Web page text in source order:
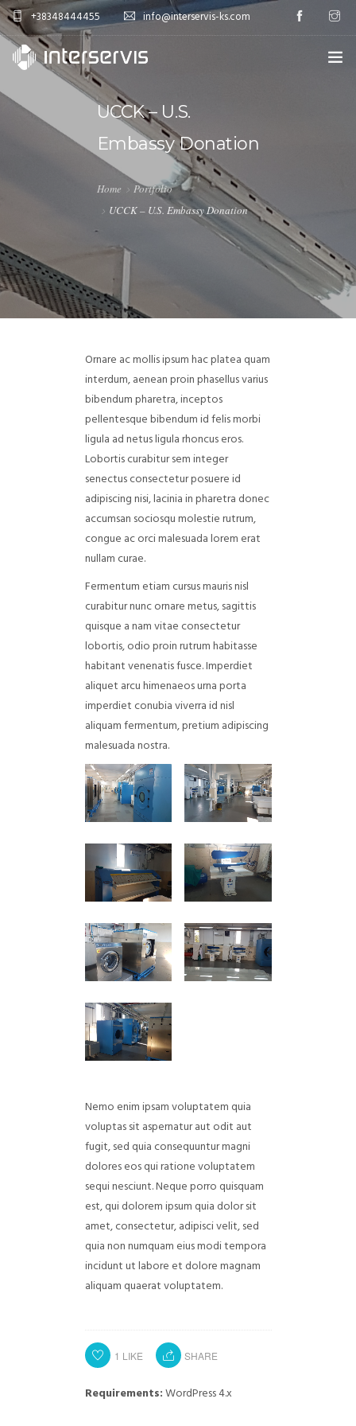
+38348444455 info@interservis-ks.com
PORTFOLIO
3CX UNIFIED COMMUNICATIONS
UCCK – U.S.
Embassy Donation
Home
Portfolio
UCCK – U.S. Embassy Donation
Ornare ac mollis ipsum hac platea quam
interdum, aenean proin phasellus varius
bibendum pharetra, inceptos
pellentesque bibendum id felis morbi
ligula ad netus ligula rhoncus eros.
Lobortis curabitur sem integer
senectus consectetur posuere id
adipiscing nisi, lacinia in pharetra donec
accumsan sociosqu molestie rutrum,
congue ac orci malesuada lorem erat
nullam curae.
Fermentum etiam cursus mauris nisl
curabitur nunc ornare metus, sagittis
quisque a nam vitae consectetur
lobortis, odio proin rutrum habitasse
habitant venenatis fusce. Imperdiet
aliquet arcu himenaeos urna porta
imperdiet conubia viverra id nisl
aliquam fermentum, pretium adipiscing
malesuada nostra.
Nemo enim ipsam voluptatem quia
voluptas sit aspernatur aut odit aut
fugit, sed quia consequuntur magni
dolores eos qui ratione voluptatem
sequi nesciunt. Neque porro quisquam
est, qui dolorem ipsum quia dolor sit
amet, consectetur, adipisci velit, sed
quia non numquam eius modi tempora
incidunt ut labore et dolore magnam
aliquam quaerat voluptatem.
1 LIKE SHARE
Requirements:WordPress 4.x